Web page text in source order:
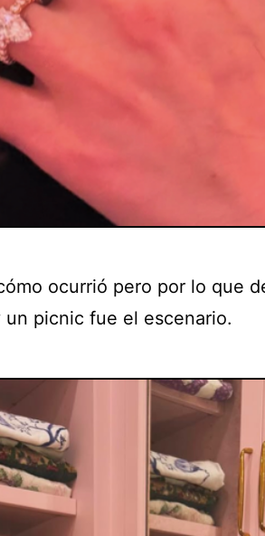
ocurrió pero por lo que
picnic fue el escenario.